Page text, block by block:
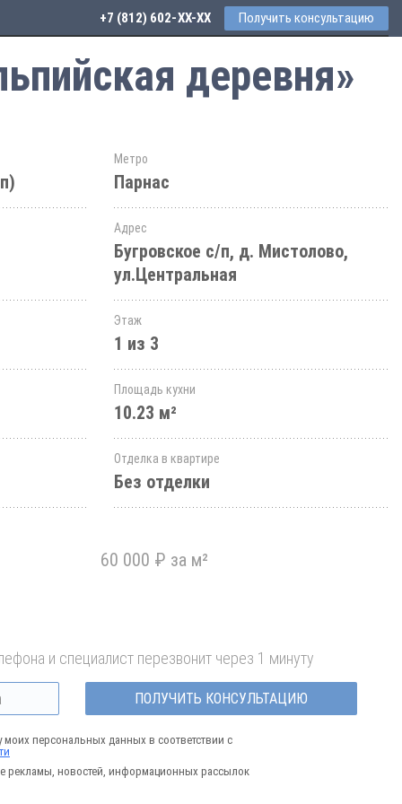
+7 (812) 602-44-77 Получить консультацию
деревня»
Метро
Парнас
Адрес
Бугровское с/п, д. Мистолово,
ул.Центральная
Этаж
1 из 3
Площадь кухни
10.23 м²
Отделка в квартире
Без отделки
60 000 ₽ за м²
и специалист перезвонит через 1 минуту
ПОЛУЧИТЬ КОНСУЛЬТАЦИЮ
моих персональных данных в соответствии с
рекламы, новостей, информационных рассылок